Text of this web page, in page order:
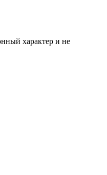
характер и не